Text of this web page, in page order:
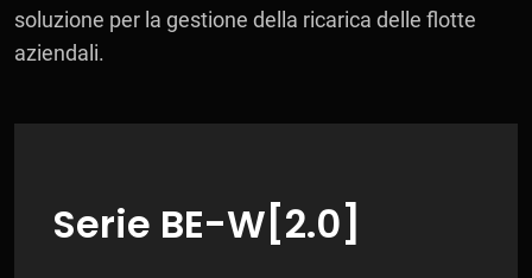
soluzione per la gestione della ricarica delle flotte
aziendali.
Serie BE-W[2.0]